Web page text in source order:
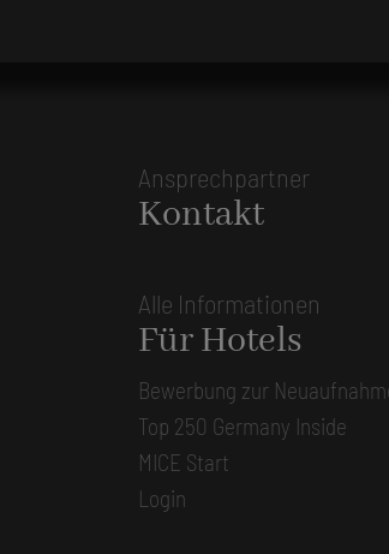
Ansprechpartner
Kontakt
Alle Informationen
Für Hotels
Bewerbung zur
Top 250 Germany Inside
MICE Start
Login